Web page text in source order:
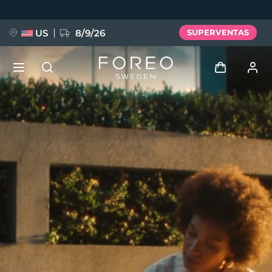
US 8/9/26 SUPERVENTAS
Iniciar sesión
Perfil de usuario
Mis dispositivos
Mis pedidos
Mis direcciones
Mis suscripciones
NUEVO
FAQ™ Pure Beauty-Tech Elixir
issa™ Teeth Whitening Set
Idioma
English Deutsch
Español
Français
Italiano
Português
Polski
Svenska
Русский
Türkçe
简体中文 繁體中文